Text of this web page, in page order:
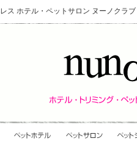
ス ホテル・ペットサロン ヌーノクラブ